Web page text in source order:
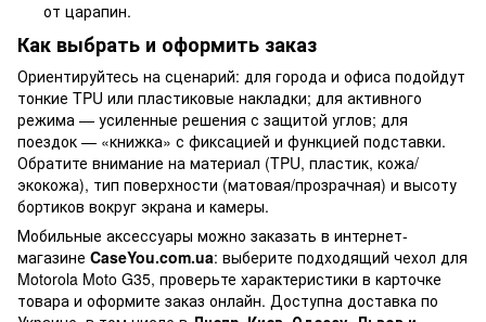
от царапин.
Как выбрать и оформить заказ
Ориентируйтесь на сценарий: для города и офиса подойдут
тонкие TPU или пластиковые накладки; для активного
режима — усиленные решения с защитой углов; для
поездок — «книжка» с фиксацией и функцией подставки.
Обратите внимание на материал (TPU, пластик, кожа/
экокожа), тип поверхности (матовая/прозрачная) и высоту
бортиков вокруг экрана и камеры.
Мобильные аксессуары можно заказать в интернет-
магазине CaseYou.com.ua: выберите подходящий чехол для
Motorola Moto G35, проверьте характеристики в карточке
товара и оформите заказ онлайн. Доступна доставка по